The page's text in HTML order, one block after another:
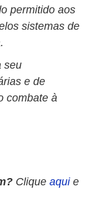
permitido aos
sistemas de
seu
e de
combate à
Clique aqui e